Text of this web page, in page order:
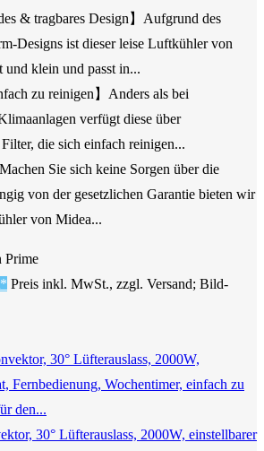
& tragbares Design】Aufgrund des
Designs ist dieser leise Luftkühler von
und klein und passt in...
zu reinigen】Anders als bei
verfügt diese über
die sich einfach reinigen...
Sie sich keine Sorgen über die
von der gesetzlichen Garantie bieten wir
von Midea...
Preis inkl. MwSt., zzgl. Versand; Bild-
30° Lüfterauslass, 2000W, einstellbarer